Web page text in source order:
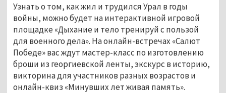
Узнать о том, как жил и трудился Урал в годы
войны, можно будет на интерактивной игровой
площадке «Дыхание и тело тренируй с пользой
для военного дела». На онлайн-встречах «Салют
Победе» вас ждут мастер-класс по изготовлению
броши из георгиевской ленты, экскурс в историю,
викторина для участников разных возрастов и
онлайн-квиз «Минувших лет живая память».